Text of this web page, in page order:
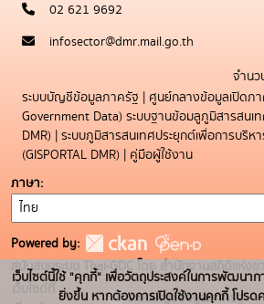
02 621 9692
infosector@dmr.mail.go.th
จำนว
ระบบบัญชีข้อมูลภาครัฐ | ศูนย์กลางข้อมูลเปิดภ
Government Data) ระบบฐานข้อมลูภูมิสารสน
DMR) | ระบบภูมิสารสนเทศประยุกต์เพื่อการบริ
(GISPORTAL DMR) | คู่มือผู้ใช้งาน
ภาษา
Powered by:
สนับสนุนระบบ Thai-GDC โดย สำนักงานสถิติแห่งช
เว็บไซต์ที่
ระบบบัญชีข้อมูลภาครัฐ
เว็บไซต์นี้ใช้ "คุกกี้" เพื่อวัตถุประสงค์ในการพัฒนาก
ยิ่งขึ้น หากต้องการเปิดใช้งานคุกกี้ โปร